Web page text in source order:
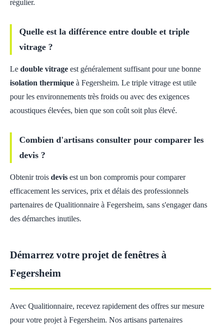
régulier.
Quelle est la différence entre double et triple
vitrage ?
Le double vitrage est généralement suffisant pour une bonne
isolation thermique à Fegersheim. Le triple vitrage est utile
pour les environnements très froids ou avec des exigences
acoustiques élevées, bien que son coût soit plus élevé.
Combien d'artisans consulter pour comparer les
devis ?
Obtenir trois devis est un bon compromis pour comparer
efficacement les services, prix et délais des professionnels
partenaires de Qualitionnaire à Fegersheim, sans s'engager dans
des démarches inutiles.
Démarrez votre projet de fenêtres à
Fegersheim
Avec Qualitionnaire, recevez rapidement des offres sur mesure
pour votre projet à Fegersheim. Nos artisans partenaires